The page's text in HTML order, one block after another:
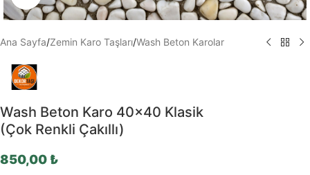
Ana Sayfa/Zemin Karo Taşları/Wash Beton Karolar
Wash Beton Karo 40×40 Klasik
(Çok Renkli Çakıllı)
850,00 ₺